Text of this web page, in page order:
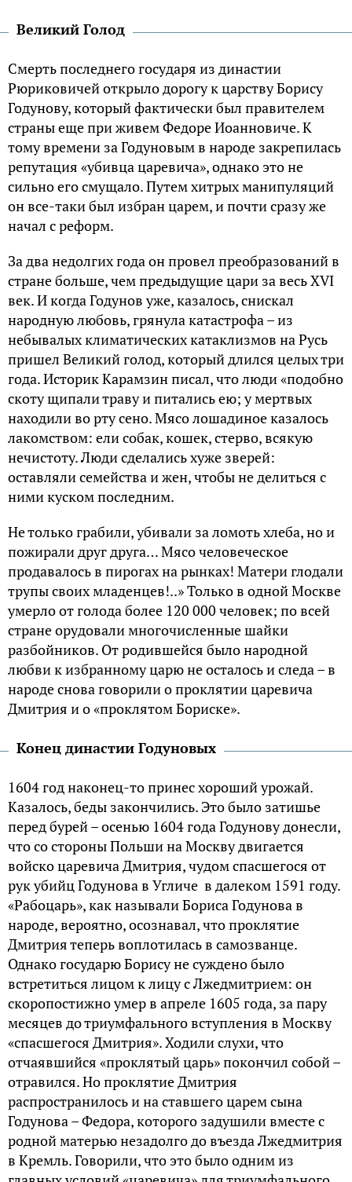
Великий Голод
Смерть последнего государя из династии
Рюриковичей открыло дорогу к царству Борису
Годунову, который фактически был правителем
страны еще при живем Федоре Иоанновиче. К
тому времени за Годуновым в народе закрепилась
репутация «убивца царевича», однако это не
сильно его смущало. Путем хитрых манипуляций
он все-таки был избран царем, и почти сразу же
начал с реформ.
За два недолгих года он провел преобразований в
стране больше, чем предыдущие цари за весь XVI
век. И когда Годунов уже, казалось, снискал
народную любовь, грянула катастрофа – из
небывалых климатических катаклизмов на Русь
пришел Великий голод, который длился целых три
года. Историк Карамзин писал, что люди «подобно
скоту щипали траву и питались ею; у мертвых
находили во рту сено. Мясо лошадиное казалось
лакомством: ели собак, кошек, стерво, всякую
нечистоту. Люди сделались хуже зверей:
оставляли семейства и жен, чтобы не делиться с
ними куском последним.
Не только грабили, убивали за ломоть хлеба, но и
пожирали друг друга… Мясо человеческое
продавалось в пирогах на рынках! Матери глодали
трупы своих младенцев!..» Только в одной Москве
умерло от голода более 120 000 человек; по всей
стране орудовали многочисленные шайки
разбойников. От родившейся было народной
любви к избранному царю не осталось и следа – в
народе снова говорили о проклятии царевича
Дмитрия и о «проклятом Бориске».
Конец династии Годуновых
1604 год наконец-то принес хороший урожай.
Казалось, беды закончились. Это было затишье
перед бурей – осенью 1604 года Годунову донесли,
что со стороны Польши на Москву двигается
войско царевича Дмитрия, чудом спасшегося от
рук убийц Годунова в Угличе в далеком 1591 году.
«Рабоцарь», как называли Бориса Годунова в
народе, вероятно, осознавал, что проклятие
Дмитрия теперь воплотилась в самозванце.
Однако государю Борису не суждено было
встретиться лицом к лицу с Лжедмитрием: он
скоропостижно умер в апреле 1605 года, за пару
месяцев до триумфального вступления в Москву
«спасшегося Дмитрия». Ходили слухи, что
отчаявшийся «проклятый царь» покончил собой –
отравился. Но проклятие Дмитрия
распространилось и на ставшего царем сына
Годунова – Федора, которого задушили вместе с
родной матерью незадолго до въезда Лжедмитрия
в Кремль. Говорили, что это было одним из